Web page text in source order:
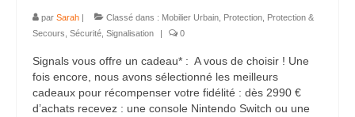
par Sarah | Classé dans : Mobilier Urbain Protection Protection &
Secours Sécurité Signalisation | 0
Signals vous offre un cadeau* : A vous de choisir ! Une
fois encore, nous avons sélectionné les meilleurs
cadeaux pour récompenser votre fidélité : dès 2990 €
d’achats recevez : une console Nintendo Switch ou une